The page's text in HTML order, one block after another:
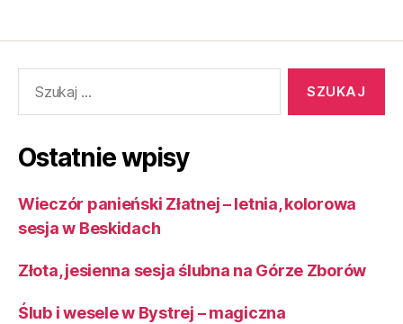
Ostatnie wpisy
Wieczór panieński Złatnej – letnia, kolorowa
sesja w Beskidach
Złota, jesienna sesja ślubna na Górze Zborów
Ślub i wesele w Bystrej – magiczna